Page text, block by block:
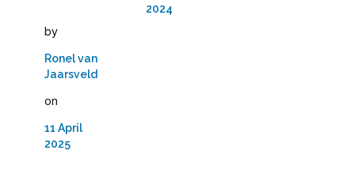
by
Ronel van
Jaarsveld
on
11 April
2025
2024